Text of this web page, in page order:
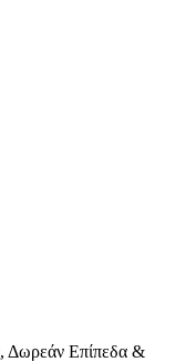
Δωρεάν Επίπεδα &